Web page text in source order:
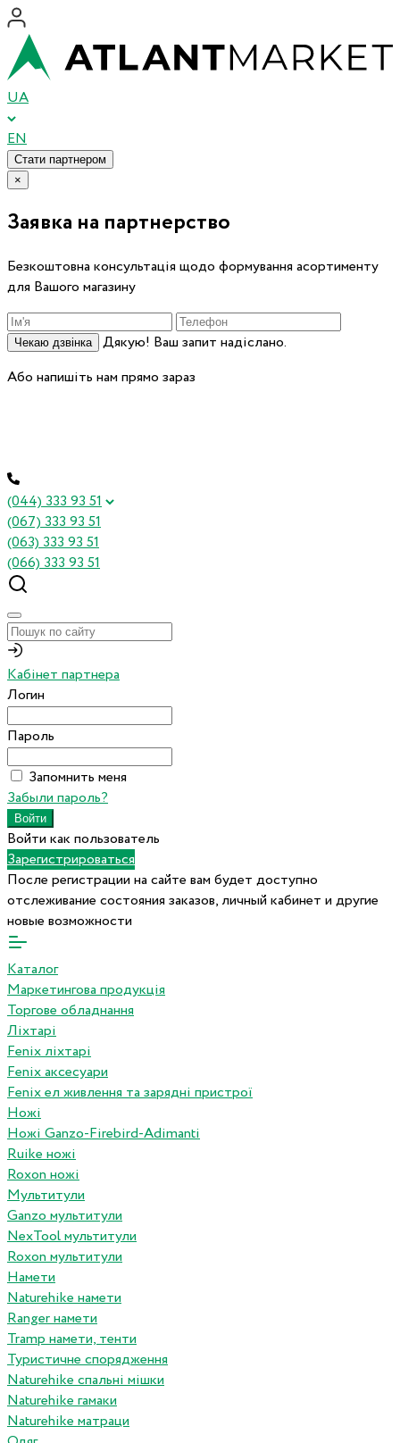
UA
EN
Стати партнером
×
Заявка на партнерство
Безкоштовна консультація щодо формування асортименту
для Вашого магазину
Чекаю дзвінка
Дякую! Ваш запит надіслано.
Або напишіть нам прямо зараз
(044) 333 93 51
(067) 333 93 51
(063) 333 93 51
(066) 333 93 51
Кабінет партнера
Логин
Пароль
Запомнить меня
Забыли пароль?
Войти как пользователь
Зарегистрироваться
После регистрации на сайте вам будет доступно
отслеживание состояния заказов, личный кабинет и другие
новые возможности
Каталог
Маркетингова продукція
Торгове обладнання
Ліхтарі
Fenix ліхтарі
Fenix аксесуари
Fenix ел живлення та зарядні пристрої
Ножі
Ножі Ganzo-Firebird-Adimanti
Ruike ножі
Roxon ножi
Мультитули
Ganzo мультитули
NexTool мультитули
Roxon мультитули
Намети
Naturehike намети
Ranger намети
Tramp намети, тенти
Туристичне спорядження
Naturehike спальні мішки
Naturehike гамаки
Naturehike матраци